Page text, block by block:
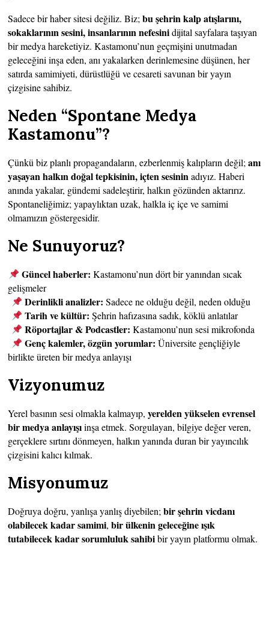
Sadece bir haber sitesi değiliz. Biz;bu şehrin kalp atışlarını,
sokaklarının sesini, insanlarının nefesinidijital sayfalara taşıyan
bir medya hareketiyiz. Kastamonu’nun geçmişini unutmadan
geleceğini inşa eden, anı yakalarken derinlemesine düşünen, her
satırda samimiyeti, dürüstlüğü ve cesareti savunan bir yayın
çizgisine sahibiz.
Neden “Spontane Medya
Kastamonu”?
Çünkü biz planlı propagandaların, ezberlenmiş kalıpların değil;anı
yaşayan halkın doğal tepkisinin, içten sesininadıyız. Haberi
anında yakalar, gündemi sadeleştirir, halkın gözünden aktarırız.
Spontaneliğimiz; yapaylıktan uzak, halkla iç içe ve samimi
olmamızın göstergesidir.
Ne Sunuyoruz?
Güncel haberler: Kastamonu’nun dört bir yanından sıcak
gelişmeler
Derinlikli analizler: Sadece ne olduğu değil, neden olduğu
Tarih ve kültür: Şehrin hafızasına sadık, köklü anlatılar
Röportajlar & Podcastler: Kastamonu’nun sesi mikrofonda
Genç kalemler, özgün yorumlar: Üniversite gençliğiyle
birlikte üreten bir medya anlayışı
Vizyonumuz
Yerel basının sesi olmakla kalmayıp,yerelden yükselen evrensel
bir medya anlayışıinşa etmek. Sorgulayan, bilgiye değer veren,
gerçeklere sırtını dönmeyen, halkın yanında duran bir yayıncılık
çizgisini kalıcı kılmak.
Misyonumuz
Doğruya doğru, yanlışa yanlış diyebilen;bir şehrin vicdanı
olabilecek kadar samimi,bir ülkenin geleceğine ışık
tutabilecek kadar sorumluluk sahibibir yayın platformu olmak.